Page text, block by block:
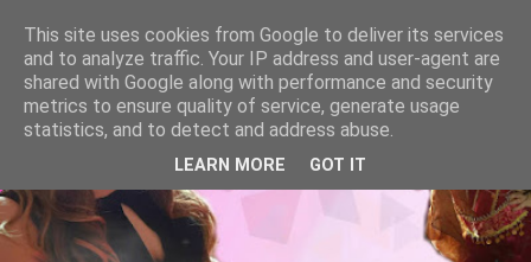
This site uses cookies from Google to deliver its services
and to analyze traffic. Your IP address and user-agent are
shared with Google along with performance and security
metrics to ensure quality of service, generate usage
statistics, and to detect and address abuse.
LEARN MORE GOT IT